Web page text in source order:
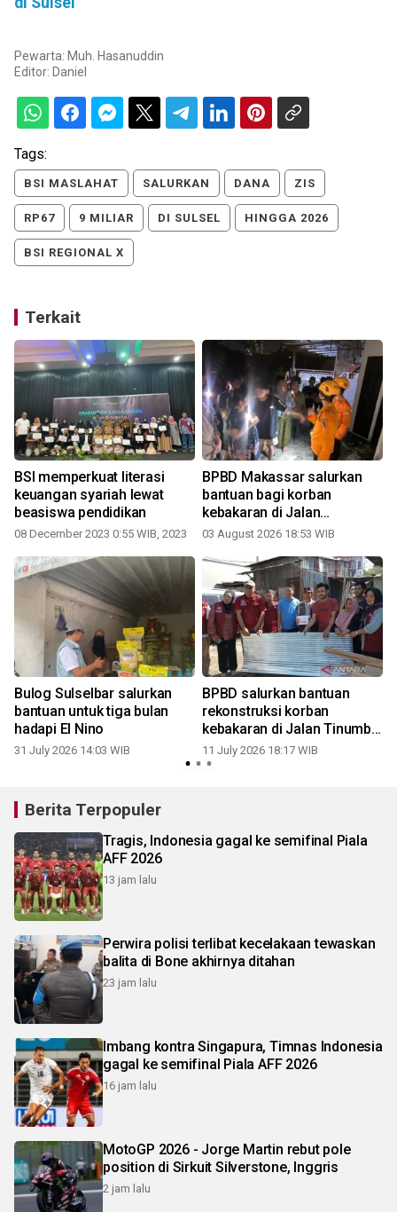
Pewarta: Muh. Hasanuddin
Editor: Daniel
Tags:
BSI MASLAHAT SALURKAN DANA ZIS
RP67 9 MILIAR DI SULSEL HINGGA 2026
BSI REGIONAL X
Terkait
BSI memperkuat literasi
keuangan syariah lewat
beasiswa pendidikan
08 December 2023 0:55 WIB, 2023
BPBD Makassar salurkan
bantuan bagi korban
kebakaran di Jalan
Adhyaksa Panakkukang
03 August 2026 18:53 WIB
Bulog Sulselbar salurkan
bantuan untuk tiga bulan
hadapi El Nino
31 July 2026 14:03 WIB
BPBD salurkan bantuan
rekonstruksi korban
kebakaran di Jalan Tinumbu
Makassar
11 July 2026 18:17 WIB
Berita Terpopuler
Tragis, Indonesia gagal ke semifinal Piala
AFF 2026
13 jam lalu
Perwira polisi terlibat kecelakaan tewaskan
balita di Bone akhirnya ditahan
23 jam lalu
Imbang kontra Singapura, Timnas Indonesia
gagal ke semifinal Piala AFF 2026
16 jam lalu
MotoGP 2026 - Jorge Martin rebut pole
position di Sirkuit Silverstone, Inggris
2 jam lalu